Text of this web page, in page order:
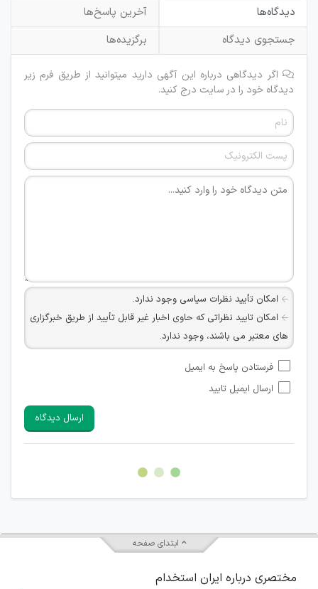
دیدگاه‌ها
آخرین پاسخ‌ها
جستجوی دیدگاه
برگزیده‌ها
اگر دیدگاهی درباره این آگهی دارید میتوانید از طریق فرم زیر
دیدگاه خود را در سایت درج کنید.
امکان تأیید نظرات سیاسی وجود ندارد.
امکان تایید نظراتی که حاوی اخبار غیر قابل تأیید از طریق خبرگزاری
های معتبر می باشند، وجود ندارد.
شبکه های مجازی ارتباطی می باشند وجود ندارد.
امکان تأیید نظرات کاربرانی که به هر طریقی قصد مأیوس کردن
هرگونه تحریک، تحقیر و کنایه به سایر افراد (مسئول و غیر مسئول)
غیر مجاز می باشد.
امکان هماهنگی برای هرگونه ملاقات حضوری چه به صورت دسته
فرستادن پاسخ به ایمیل
ارسال ایمیل تایید
ارسال دیدگاه
ابتدای صفحه
مختصری درباره ایران استخدام